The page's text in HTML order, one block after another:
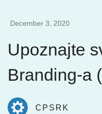
December 3, 2020
Upoznajte
Branding-a
CPSRK